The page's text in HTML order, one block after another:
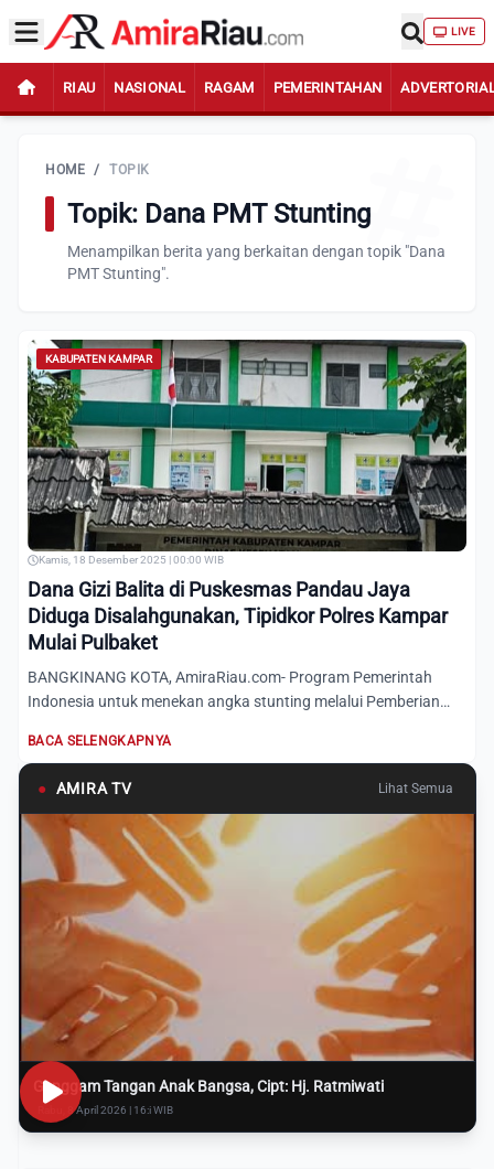
LIVE
RIAU NASIONAL RAGAM PEMERINTAHAN
HOME / TOPIK
Topik: Dana PMT Stunting
Menampilkan berita yang berkaitan dengan topik "Dana
PMT Stunting".
KABUPATEN KAMPAR
Kamis, 18 Desember 2025 | 00:00 WIB
Dana Gizi Balita di Puskesmas Pandau Jaya
Diduga Disalahgunakan, Tipidkor Polres Kampar
Mulai Pulbaket
BANGKINANG KOTA, AmiraRiau.com- Program Pemerintah
Indonesia untuk menekan angka stunting melalui Pemberian
BACA SELENGKAPNYA
● AMIRA TV Lihat Semua
Genggam Tangan Anak Bangsa, Cipt: Hj. Ratmiwati
Rabu, 8 April 2026 | 16:i WIB